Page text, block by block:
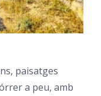
paisatges
a peu, amb